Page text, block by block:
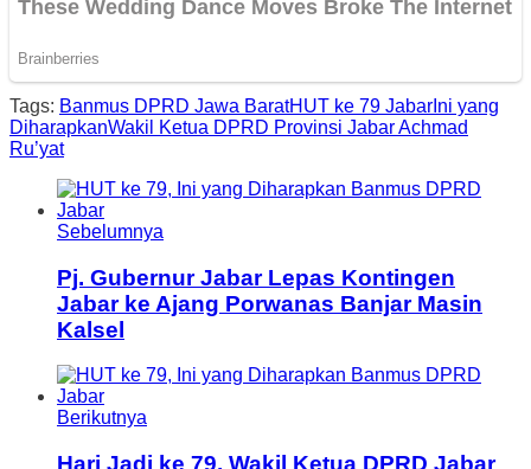
Tags: Banmus DPRD Jawa BaratHUT ke 79 Jabar Ini yang
DiharapkanWakil Ketua DPRD Provinsi Jabar Achmad
Ru’yat
Sebelumnya
Pj. Gubernur Jabar Lepas Kontingen
Jabar ke Ajang Porwanas Banjar Masin
Kalsel
Berikutnya
Hari Jadi ke 79, Wakil Ketua DPRD Jabar